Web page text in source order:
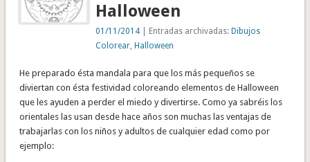
Halloween
01/11/2014 | Entradas archivadas:Dibujos
Colorear ,Halloween
He preparado ésta mandala para que los más pequeños se
diviertan con ésta festividad coloreando elementos de Halloween
que les ayuden a perder el miedo y divertirse. Como ya sabréis los
orientales las usan desde hace años son muchas las ventajas de
trabajarlas con los niños y adultos de cualquier edad como por
ejemplo: